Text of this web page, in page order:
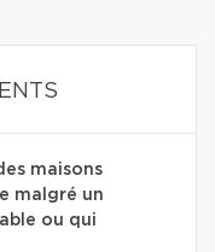
maisons
malgré un
ou qui